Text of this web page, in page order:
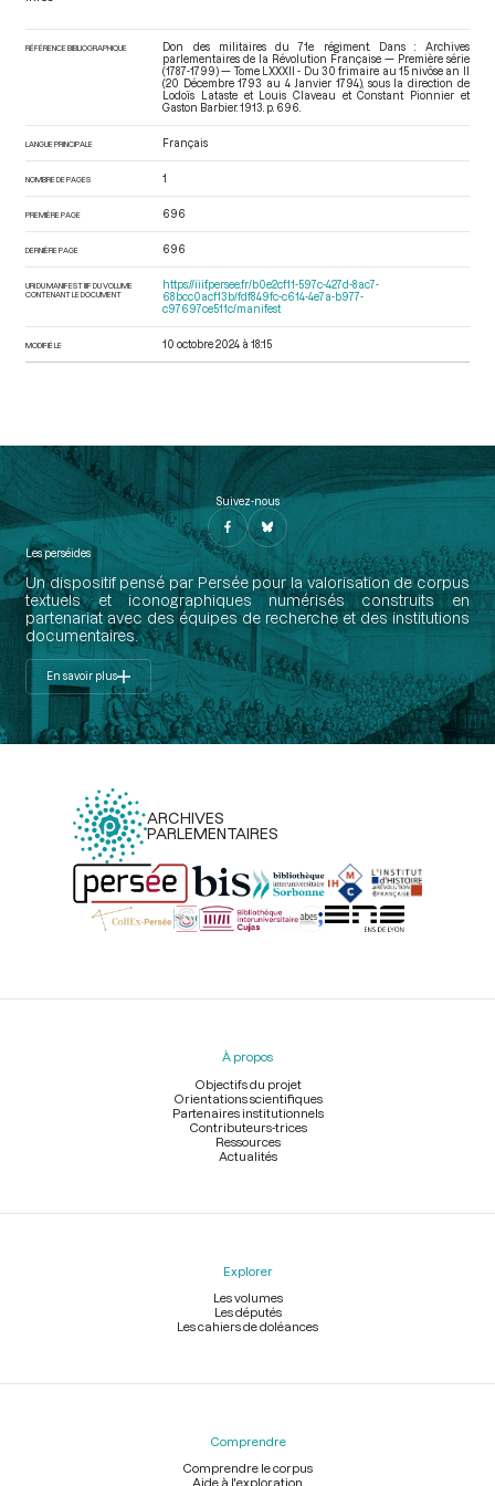
RÉFÉRENCE BIBLIOGRAPHIQUE
Don des militaires du 71e régiment. Dans : Archives
parlementaires de la Révolution Française — Première série
(1787-1799) — Tome LXXXII - Du 30 frimaire au 15 nivôse an II
(20 Décembre 1793 au 4 Janvier 1794) , sous la direction de
Lodoïs Lataste et Louis Claveau et Constant Pionnier et
Gaston Barbier. 1913. p. 696.
LANGUE PRINCIPALE Français
NOMBRE DE PAGES 1
PREMIÈRE PAGE 696
DERNIÈRE PAGE 696
URI DU MANIFEST IIIF DU VOLUME
CONTENANT LE DOCUMENT
https://iiif.persee.fr/b0e2cf11-597c-427d-8ac7-
68bcc0acf13b/fdf849fc-c614-4e7a-b977-
c97697ce511c/manifest
MODIFIÉ LE 10 octobre 2024 à 18:15
Suivez-nous
Les perséides
Un dispositif pensé par Persée pour la valorisation de corpus
textuels et iconographiques numérisés construits en
partenariat avec des équipes de recherche et des institutions
documentaires.
En savoir plus
ARCHIVES
PARLEMENTAIRES
Menu
À propos
Objectifs du projet
Orientations scientifiques
Partenaires institutionnels
Contributeurs-trices
Ressources
Actualités
Explorer
Les volumes
Les députés
Les cahiers de doléances
Comprendre
Comprendre le corpus
Aide à l'exploration